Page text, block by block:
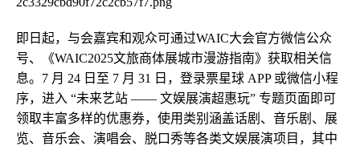
即日起，与会嘉宾和观众可通过WAIC大会官方微信公众
号、《WAIC2025文旅商体展城市漫游指南》获取相关信
息。7 月 24 日至 7 月 31 日，登录票星球 APP 或微信小程
序，进入 “未来艺站 —— 文娱展演超惠玩” 专题页面即可
领取丰富多样的优惠券，使用类别涵盖话剧、音乐剧、展
览、音乐会、演唱会、脱口秀等各类文娱展演项目，其中